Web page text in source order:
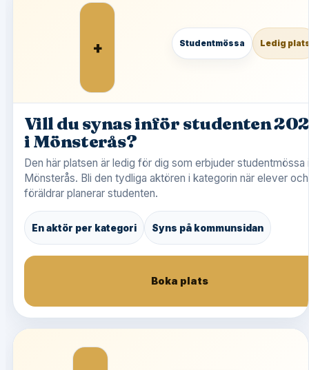
+ Studentmössa Ledig
Vill du synas inför studenten
i Mönsterås?
Den här platsen är ledig för dig som erbjuder studentmössa i
Mönsterås. Bli den tydliga aktören i kategorin när elever och
föräldrar planerar studenten.
En aktör per kategori Syns på kommunsidan
Boka plats